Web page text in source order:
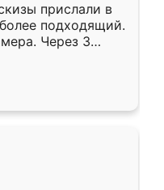
прислали в
подходящий.
Через 3
Остались
Ренессанс